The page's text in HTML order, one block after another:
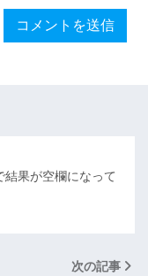
結果が空欄になって
次の記事